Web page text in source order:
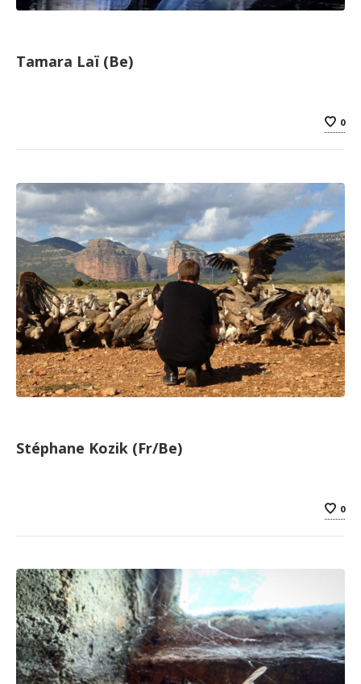
Tamara Laï (Be)
0
Stéphane Kozik (Fr/Be)
0